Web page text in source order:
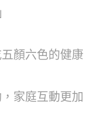
顏六色的健康
家庭互動更加